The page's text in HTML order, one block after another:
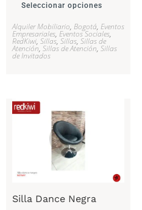
Seleccionar opciones
Alquiler Mobiliario, Bogotá, Eventos
Empresariales, Eventos Sociales,
RedKiwi, Sillas, Sillas, Sillas de
Atención, Sillas de Atención, Sillas
de Invitados
Silla Dance Negra